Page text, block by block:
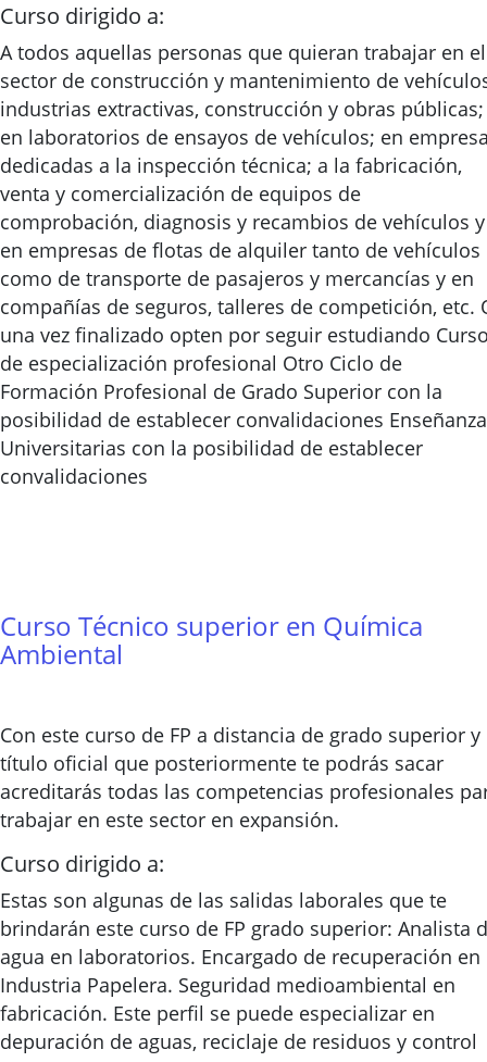
Curso dirigido a:
A todos aquellas personas que quieran trabajar en el
sector de construcción y mantenimiento de
industrias extractivas, construcción y obras públicas;
en laboratorios de ensayos de vehículos; en
dedicadas a la inspección técnica; a la fabricación,
venta y comercialización de equipos de
comprobación, diagnosis y recambios de vehículos y
en empresas de flotas de alquiler tanto de vehículos
como de transporte de pasajeros y mercancías y en
compañías de seguros, talleres de competición, etc.
una vez finalizado opten por seguir estudiando
de especialización profesional Otro Ciclo de
Formación Profesional de Grado Superior con la
posibilidad de establecer convalidaciones
Universitarias con la posibilidad de establecer
convalidaciones
Curso Técnico superior en Química
Ambiental
Con este curso de FP a distancia de grado superior y
título oficial que posteriormente te podrás sacar
acreditarás todas las competencias profesionales
trabajar en este sector en expansión.
Curso dirigido a:
Estas son algunas de las salidas laborales que te
brindarán este curso de FP grado superior: Analista
agua en laboratorios. Encargado de recuperación en
Industria Papelera. Seguridad medioambiental en
fabricación. Este perfil se puede especializar en
depuración de aguas, reciclaje de residuos y control